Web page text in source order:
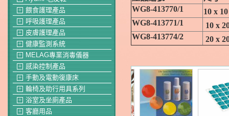
＋ 餵食護理產品
＋ 呼吸護理產品
＋ 皮膚護理產品
＋ 健康監測系統
＋ MELAG專業消毒儀器
＋ 感染控制產品
＋ 手動及電動復康床
＋ 輪椅及助行用具系列
＋ 浴室及坐廁產品
＋ 客廳用品
WG8-413770/1
10 x
WG8-413771/1
10 x
WG8-413774/2
20 x